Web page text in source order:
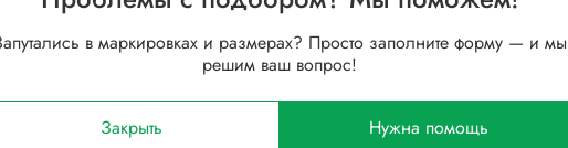
Ширина B, мм
Зазор
Открытый
в маркировках и размерах? Просто заполните форму — и мы
решим ваш вопрос!
Закрыть Нужна помощь